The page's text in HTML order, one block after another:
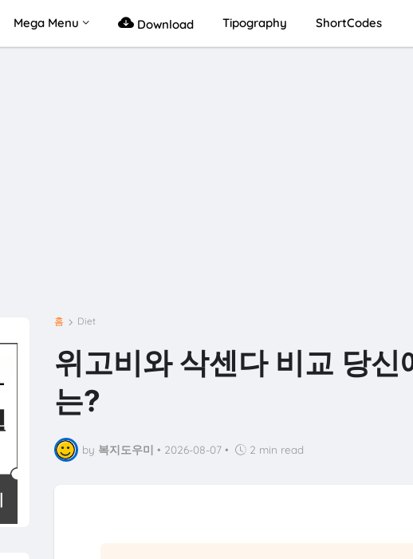
Mega Menu Download Tipography ShortCodes
홈 Diet
위고비와 삭센다 비교 당신
는?
by 복지도우미 • 2026-08-07 • 2 min read